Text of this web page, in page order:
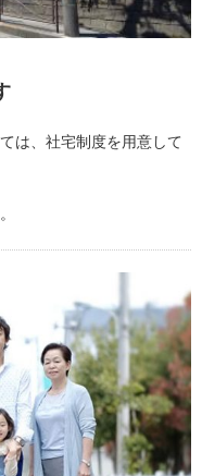
は、社宅制度を用意して